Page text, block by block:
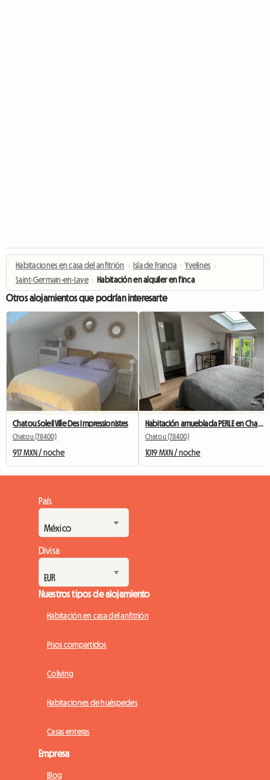
Habitaciones en casa del anfitrión › Isla de Francia › Yvelines ›
Saint-Germain-en-Laye › Habitación en alquiler en finca
Otros alojamientos que podrían interesarte
Chatou Soleil Ville Des Impressionistes
Chatou (78400)
917 MXN / noche
Chatou (78400)
1019 MXN / noche
País
Divisa
Nuestros tipos de alojamiento
Habitación en casa del anfitrión
Pisos compartidos
Coliving
Habitaciones de huéspedes
Casas enteras
Empresa
Blog